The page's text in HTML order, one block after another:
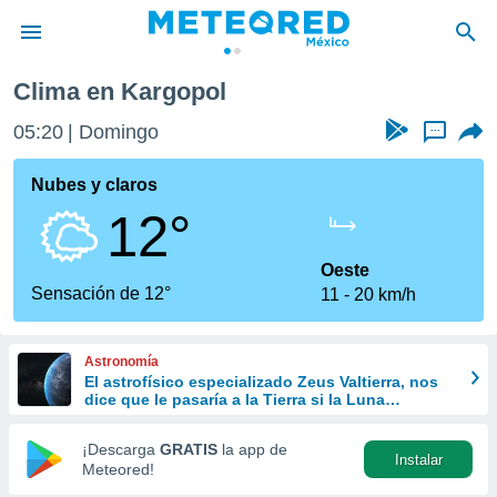
de
ha sido
calidad.
a este
las
y
forma
digital
basada
Clima en Kargopol
05:20 Domingo ...
Nubes y claros
12°
Sensación de 12°
Oeste
11
20 km/h
Astronomía
El astrofísico especializado Zeus Valtierra, nos
dice que le pasaría a la Tierra si la Luna
¡Descarga GRATIS la app de
Meteored!
Instalar